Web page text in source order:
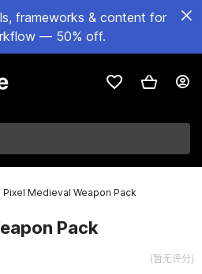
frameworks & content for
— 50% off.
Pixel Medieval Weapon Pack
Pack
(暂无评分)